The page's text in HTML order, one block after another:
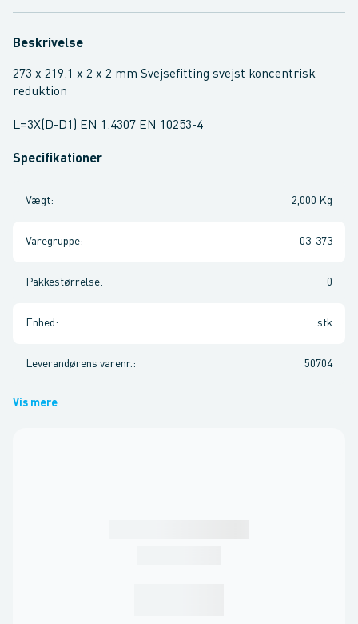
Beskrivelse
273 x 219.1 x 2 x 2 mm Svejsefitting svejst koncentrisk
reduktion
L=3X(D-D1) EN 1.4307 EN 10253-4
Specifikationer
Vægt: 2,000 Kg
Varegruppe: 03-373
Pakkestørrelse: 0
Enhed : stk
Leverandørens varenr. : 50704
Vis mere